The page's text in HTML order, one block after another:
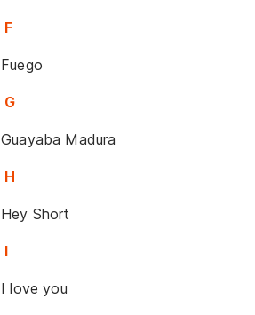
F
Fuego
G
Guayaba Madura
H
Hey Short
I
I love you